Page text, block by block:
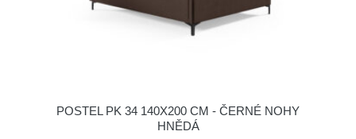
POSTEL PK 34 140X200 CM - ČERNÉ NOHY
HNĚDÁ